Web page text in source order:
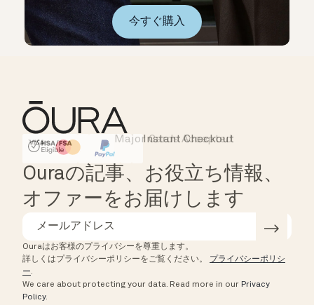
今すぐ購入
HSA/FSA Eligible
Affirm
Instant Checkout
Major Cards Accepted
Ouraの記事、お役立ち情報、
オファーをお届けします
Ouraはお客様のプライバシーを尊重します。
詳しくはプライバシーポリシーをご覧ください。 プライバシーポリシ
ー.
We care about protecting your data. Read more in our Privacy
Policy.